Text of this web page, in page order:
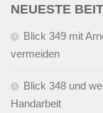
NEUESTE
Blick 349 mit
vermeiden
Blick 348 und
Handarbeit